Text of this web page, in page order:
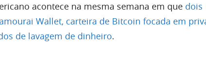
acontece na mesma semana em que dois
Wallet, carteira de Bitcoin focada em
de lavagem de dinheiro.